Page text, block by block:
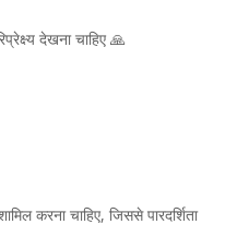
देखना चाहिए 🙏
करना चाहिए, जिससे पारदर्शिता